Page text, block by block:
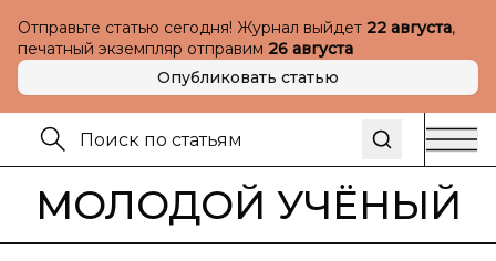
Отправьте статью сегодня! Журнал выйдет 22 августа,
печатный экземпляр отправим 26 августа
Опубликовать статью
МОЛОДОЙ УЧЁНЫЙ